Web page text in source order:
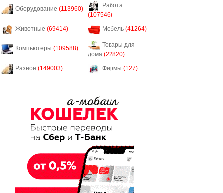
Оборудование (113960)
Работа
(107546)
Животные (69414) Мебель (41264)
Компьютеры (109588)
Товары для
дома (22820)
Разное (149003) Фирмы (127)